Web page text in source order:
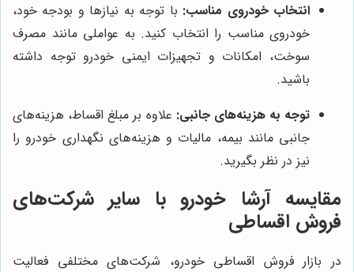
انتخاب خودروی مناسب: با توجه به نیازها و بودجه خود،
خودروی مناسب را انتخاب کنید. به عواملی مانند مصرف
سوخت، امکانات و تجهیزات ایمنی خودرو توجه داشته
باشید.
توجه به هزینه‌های جانبی: علاوه بر مبلغ اقساط، هزینه‌های
جانبی مانند بیمه، مالیات و هزینه‌های نگهداری خودرو را
نیز در نظر بگیرید.
مقایسه آرشا خودرو با سایر شرکت‌های
فروش اقساطی
در بازار فروش اقساطی خودرو، شرکت‌های مختلفی فعالیت